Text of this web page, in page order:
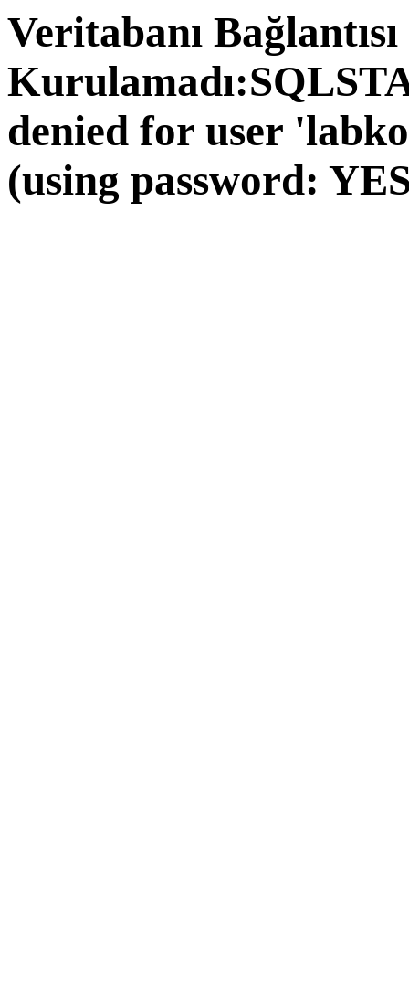
Veritabanı Bağlantısı
denied for user
(using password: